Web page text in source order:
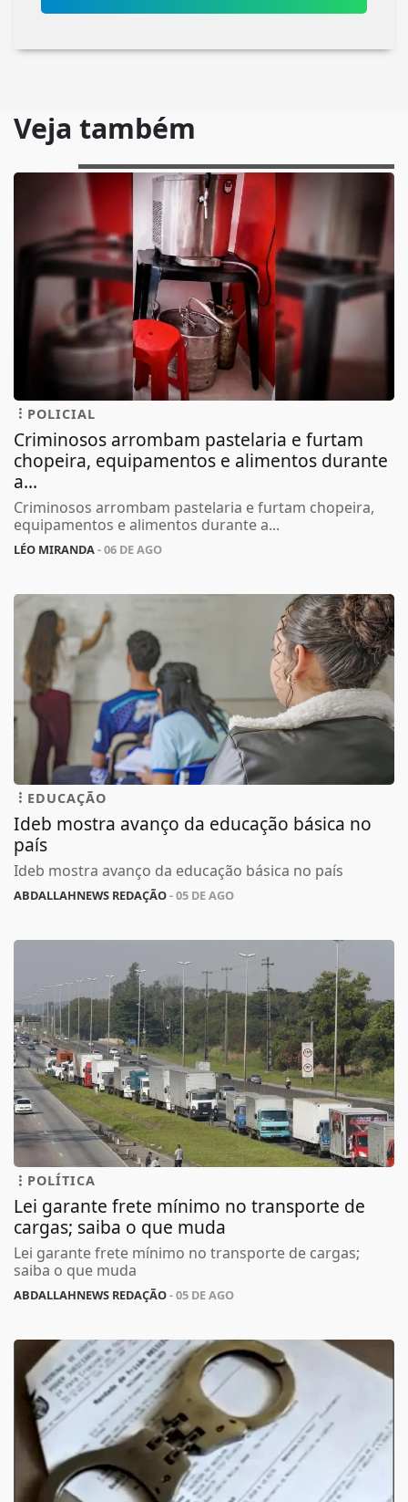
Veja também
POLICIAL
Criminosos arrombam pastelaria e furtam
chopeira, equipamentos e alimentos durante
a...
Criminosos arrombam pastelaria e furtam chopeira,
equipamentos e alimentos durante a...
LÉO MIRANDA- 06 DE AGO
EDUCAÇÃO
Ideb mostra avanço da educação básica no
país
Ideb mostra avanço da educação básica no país
ABDALLAHNEWS REDAÇÃO- 05 DE AGO
POLÍTICA
Lei garante frete mínimo no transporte de
cargas; saiba o que muda
Lei garante frete mínimo no transporte de cargas;
saiba o que muda
ABDALLAHNEWS REDAÇÃO- 05 DE AGO